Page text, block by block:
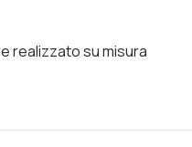
realizzato su misura